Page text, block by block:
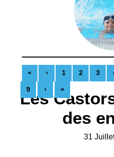
Les
des
31
« ‹ 1 2 3
9 › »